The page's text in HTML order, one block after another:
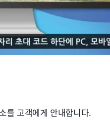
를 고객에게 안내합니다.